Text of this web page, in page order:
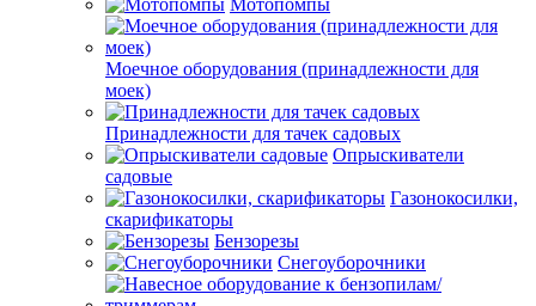
Мотопомпы
Моечное оборудования (принадлежности для
моек)
Принадлежности для тачек садовых
Опрыскиватели
садовые
Газонокосилки,
скарификаторы
Бензорезы
Снегоуборочники